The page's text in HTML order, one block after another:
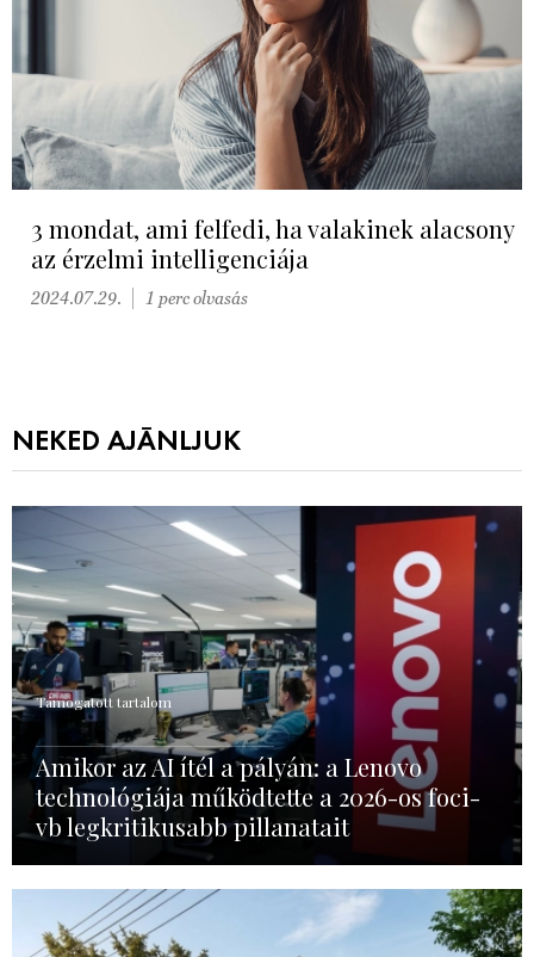
3 mondat, ami felfedi, ha valakinek alacsony
az érzelmi intelligenciája
2024.07.29. 1 perc olvasás
NEKED AJÁNLJUK
Támogatott tartalom
Amikor az AI ítél a pályán: a Lenovo
technológiája működtette a 2026-os foci-
vb legkritikusabb pillanatait